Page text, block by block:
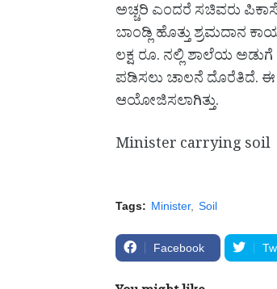
ಅಚ್ಚರಿ ಎಂದರೆ ಸಚಿವರು
ಬಾಂಡ್ಲಿ ಹೊತ್ತು ಶ್ರಮದಾನ
ಲಕ್ಷ ರೂ. ನಲ್ಲಿ ಶಾಲೆಯ
ಪಡಿಸಲು ಚಾಲನೆ ದೊರೆತಿದೆ.
ಆಯೋಜಿಸಲಾಗಿತ್ತು.
Minister carrying soil
Tags: Minister Soil
Facebook